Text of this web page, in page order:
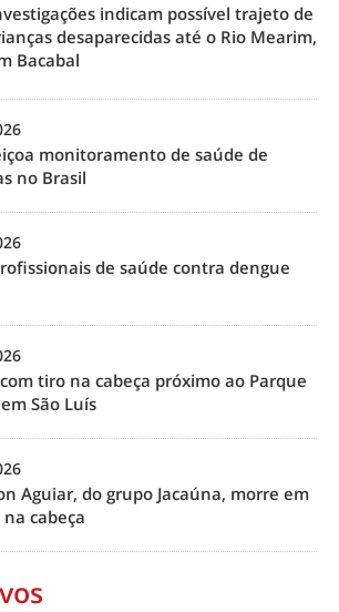
indicam possível trajeto de
desaparecidas até o Rio Mearim,
Bacabal
monitoramento de saúde de
no Brasil
de saúde contra dengue
tiro na cabeça próximo ao Parque
São Luís
Aguiar, do grupo Jacaúna, morre em
cabeça